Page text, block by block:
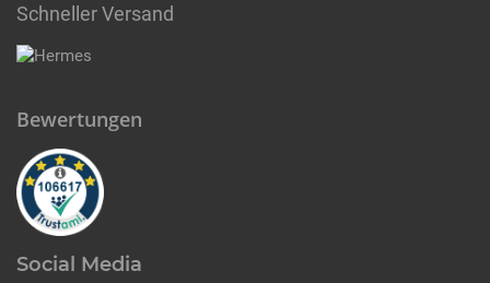
Schneller Versand
Bewertungen
Social Media